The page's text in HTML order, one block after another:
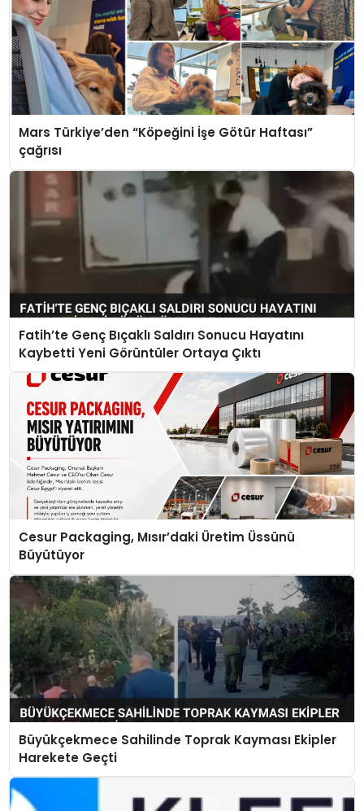
Mars Türkiye’den “Köpeğini İşe Götür Haftası”
çağrısı
Fatih’te Genç Bıçaklı Saldırı Sonucu Hayatını
Kaybetti Yeni Görüntüler Ortaya Çıktı
Cesur Packaging, Mısır’daki Üretim Üssünü
Büyütüyor
Büyükçekmece Sahilinde Toprak Kayması Ekipler
Harekete Geçti